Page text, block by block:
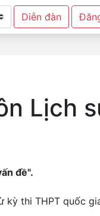
Diễn đàn
Lịch
đề".
kỳ thi THPT quốc